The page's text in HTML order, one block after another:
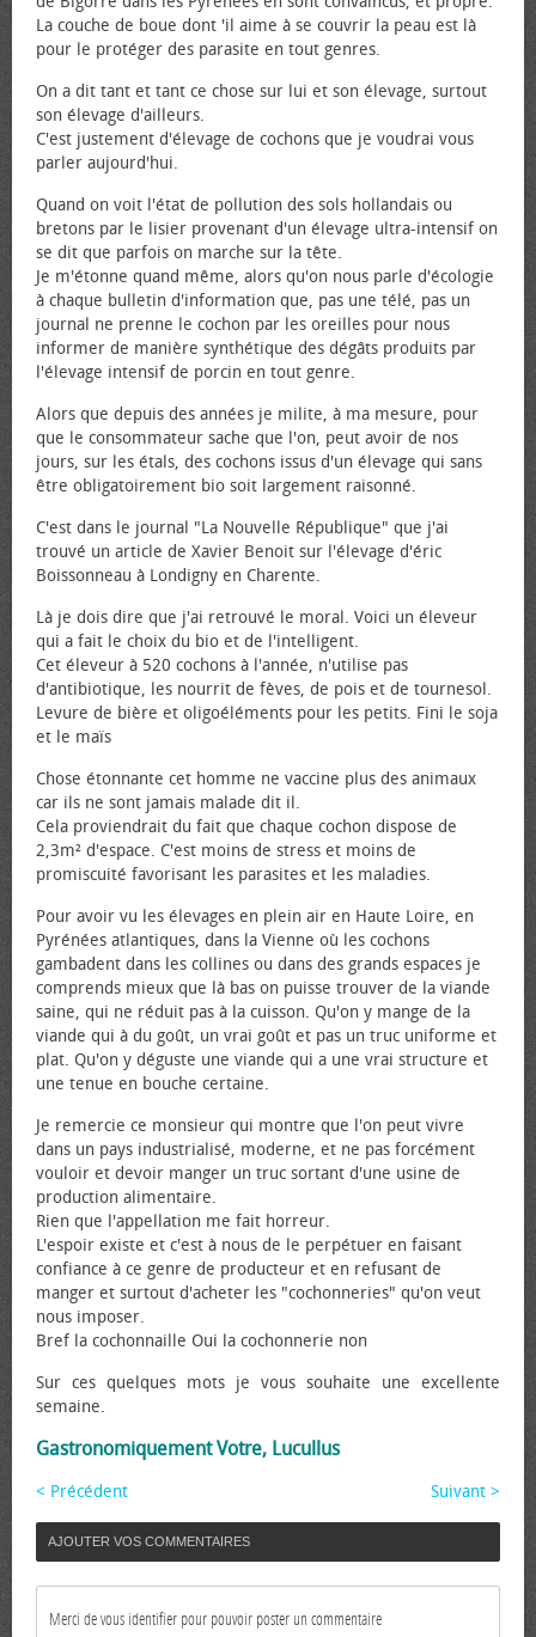
La couche de boue dont 'il aime à se couvrir la peau est là
pour le protéger des parasite en tout genres.
On a dit tant et tant ce chose sur lui et son élevage, surtout
son élevage d'ailleurs.
C'est justement d'élevage de cochons que je voudrai vous
parler aujourd'hui.
Quand on voit l'état de pollution des sols hollandais ou
bretons par le lisier provenant d'un élevage ultra-intensif on
se dit que parfois on marche sur la tête.
Je m'étonne quand même, alors qu'on nous parle d'écologie
à chaque bulletin d'information que, pas une télé, pas un
journal ne prenne le cochon par les oreilles pour nous
informer de manière synthétique des dégâts produits par
l'élevage intensif de porcin en tout genre.
Alors que depuis des années je milite, à ma mesure, pour
que le consommateur sache que l'on, peut avoir de nos
jours, sur les étals, des cochons issus d'un élevage qui sans
être obligatoirement bio soit largement raisonné.
C'est dans le journal "La Nouvelle République" que j'ai
trouvé un article de Xavier Benoit sur l'élevage d'éric
Boissonneau à Londigny en Charente.
Là je dois dire que j'ai retrouvé le moral. Voici un éleveur
qui a fait le choix du bio et de l'intelligent.
Cet éleveur à 520 cochons à l'année, n'utilise pas
d'antibiotique, les nourrit de fèves, de pois et de tournesol.
Levure de bière et oligoéléments pour les petits. Fini le soja
et le maïs
Chose étonnante cet homme ne vaccine plus des animaux
car ils ne sont jamais malade dit il.
Cela proviendrait du fait que chaque cochon dispose de
2,3m² d'espace. C'est moins de stress et moins de
promiscuité favorisant les parasites et les maladies.
Pour avoir vu les élevages en plein air en Haute Loire, en
Pyrénées atlantiques, dans la Vienne où les cochons
gambadent dans les collines ou dans des grands espaces je
comprends mieux que là bas on puisse trouver de la viande
saine, qui ne réduit pas à la cuisson. Qu'on y mange de la
viande qui à du goût, un vrai goût et pas un truc uniforme et
plat. Qu'on y déguste une viande qui a une vrai structure et
une tenue en bouche certaine.
Je remercie ce monsieur qui montre que l'on peut vivre
dans un pays industrialisé, moderne, et ne pas forcément
vouloir et devoir manger un truc sortant d'une usine de
production alimentaire.
Rien que l'appellation me fait horreur.
L'espoir existe et c'est à nous de le perpétuer en faisant
confiance à ce genre de producteur et en refusant de
manger et surtout d'acheter les "cochonneries" qu'on veut
nous imposer.
Bref la cochonnaille Oui la cochonnerie non
Sur ces quelques mots je vous souhaite une excellente
semaine.
Gastronomiquement Votre, Lucullus
< Précédent Suivant >
AJOUTER VOS COMMENTAIRES
Merci de vous identifier pour pouvoir poster un commentaire